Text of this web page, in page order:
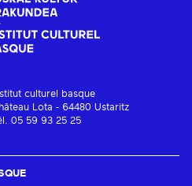
culturel basque
Lota - 64480 Ustaritz
05 59 93 25 25